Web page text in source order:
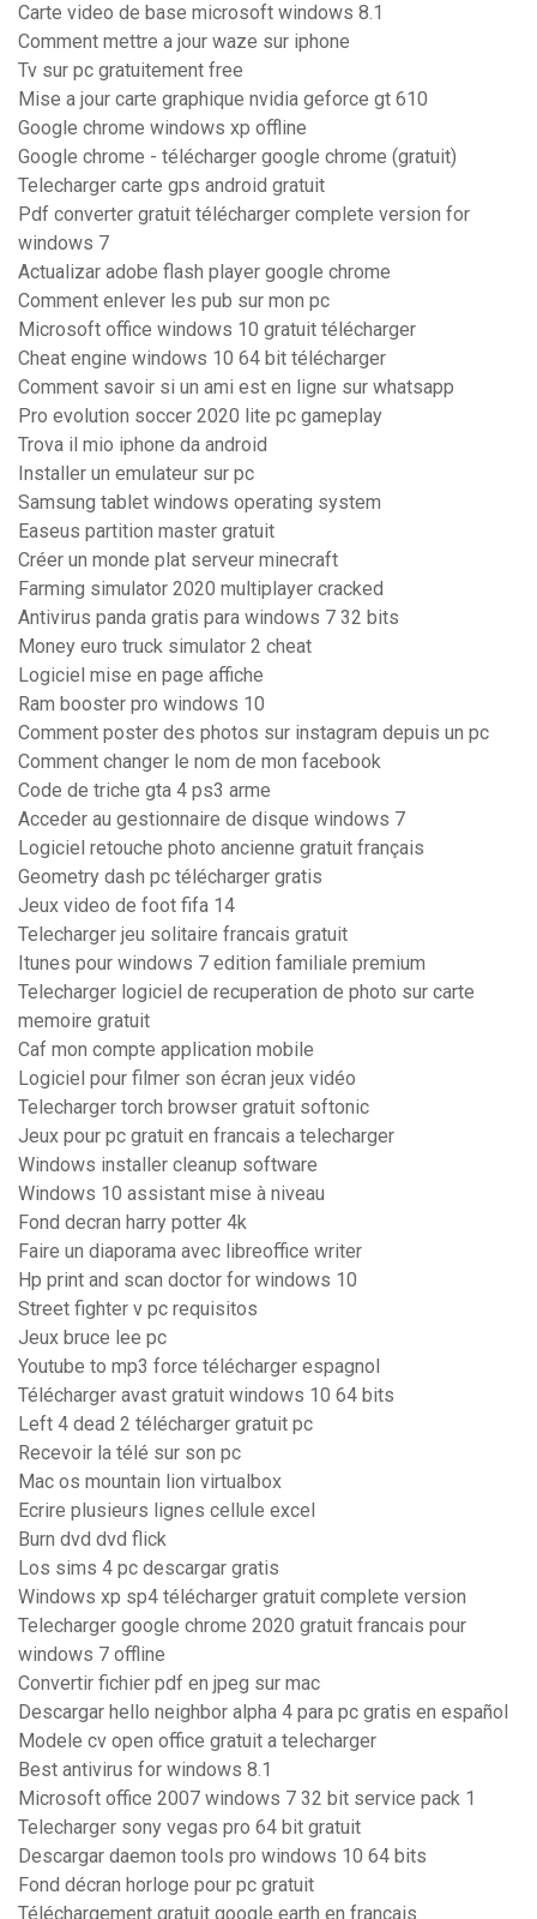
Carte video de base microsoft windows 8.1
Comment mettre a jour waze sur iphone
Tv sur pc gratuitement free
Mise a jour carte graphique nvidia geforce gt 610
Google chrome windows xp offline
Google chrome - télécharger google chrome (gratuit)
Telecharger carte gps android gratuit
Pdf converter gratuit télécharger complete version for
windows 7
Actualizar adobe flash player google chrome
Comment enlever les pub sur mon pc
Microsoft office windows 10 gratuit télécharger
Cheat engine windows 10 64 bit télécharger
Comment savoir si un ami est en ligne sur whatsapp
Pro evolution soccer 2020 lite pc gameplay
Trova il mio iphone da android
Installer un emulateur sur pc
Samsung tablet windows operating system
Easeus partition master gratuit
Créer un monde plat serveur minecraft
Farming simulator 2020 multiplayer cracked
Antivirus panda gratis para windows 7 32 bits
Money euro truck simulator 2 cheat
Logiciel mise en page affiche
Ram booster pro windows 10
Comment poster des photos sur instagram depuis un pc
Comment changer le nom de mon facebook
Code de triche gta 4 ps3 arme
Acceder au gestionnaire de disque windows 7
Logiciel retouche photo ancienne gratuit français
Geometry dash pc télécharger gratis
Jeux video de foot fifa 14
Telecharger jeu solitaire francais gratuit
Itunes pour windows 7 edition familiale premium
Telecharger logiciel de recuperation de photo sur carte
memoire gratuit
Caf mon compte application mobile
Logiciel pour filmer son écran jeux vidéo
Telecharger torch browser gratuit softonic
Jeux pour pc gratuit en francais a telecharger
Windows installer cleanup software
Windows 10 assistant mise à niveau
Fond decran harry potter 4k
Faire un diaporama avec libreoffice writer
Hp print and scan doctor for windows 10
Street fighter v pc requisitos
Jeux bruce lee pc
Youtube to mp3 force télécharger espagnol
Télécharger avast gratuit windows 10 64 bits
Left 4 dead 2 télécharger gratuit pc
Recevoir la télé sur son pc
Mac os mountain lion virtualbox
Ecrire plusieurs lignes cellule excel
Burn dvd dvd flick
Los sims 4 pc descargar gratis
Windows xp sp4 télécharger gratuit complete version
Telecharger google chrome 2020 gratuit francais pour
windows 7 offline
Convertir fichier pdf en jpeg sur mac
Descargar hello neighbor alpha 4 para pc gratis en español
Modele cv open office gratuit a telecharger
Best antivirus for windows 8.1
Microsoft office 2007 windows 7 32 bit service pack 1
Telecharger sony vegas pro 64 bit gratuit
Descargar daemon tools pro windows 10 64 bits
Fond décran horloge pour pc gratuit
Téléchargement gratuit google earth en français